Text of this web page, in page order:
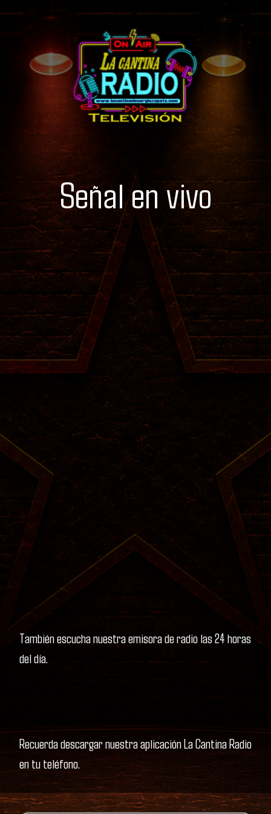
Señal en vivo
También escucha nuestra emisora de radio las 24 horas
del día.
Recuerda descargar nuestra aplicación La Cantina Radio
en tu teléfono.